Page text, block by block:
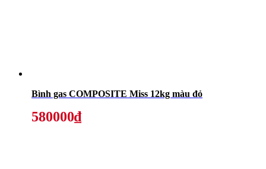
Bình gas COMPOSITE Miss 12kg màu đỏ
580000₫